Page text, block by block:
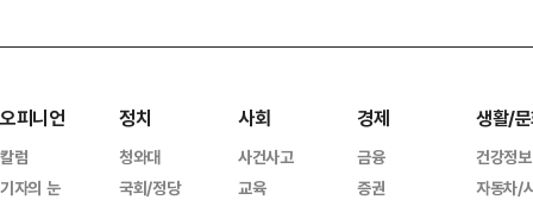
오피니언
칼럼
기자의 눈
정치
청와대
국회/정당
사회
사건사고
교육
경제
금융
증권
생활/
건강정보
자동차/